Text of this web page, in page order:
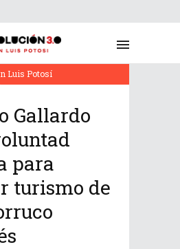
Luis Potosí
Gallardo
para
turismo de